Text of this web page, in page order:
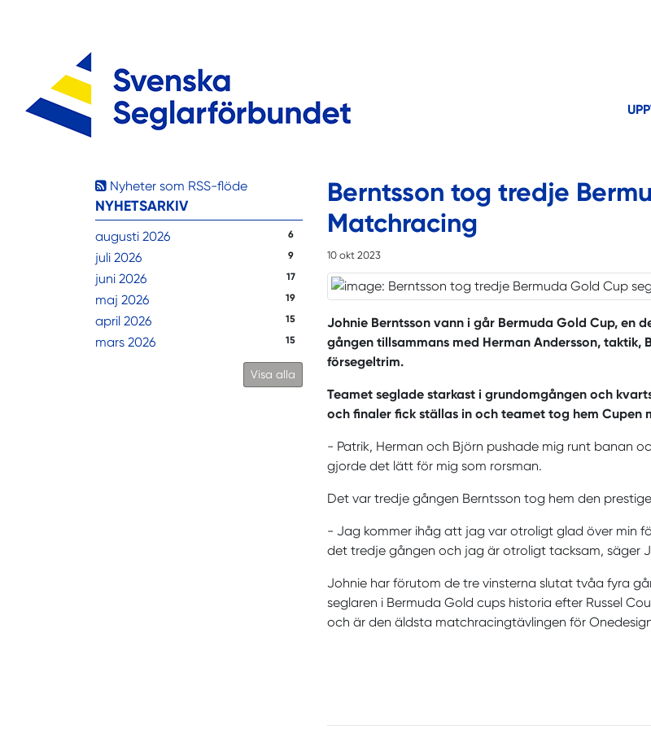
Nyheter som RSS-flöde
NYHETSARKIV
augusti 2026 6
juli 2026 9
juni 2026 17
maj 2026 19
april 2026 15
mars 2026 15
Visa alla
Berntsson tog tredje
Matchracing
10 okt 2023
Johnie Berntsson vann i går Bermuda Gold Cup, en
gången tillsammans med Herman Andersson, taktik,
försegeltrim.
Teamet seglade starkast i grundomgången och
och finaler fick ställas in och teamet tog hem Cupen
- Patrik, Herman och Björn pushade mig runt banan
gjorde det lätt för mig som rorsman.
Det var tredje gången Berntsson tog hem den
- Jag kommer ihåg att jag var otroligt glad över min
det tredje gången och jag är otroligt tacksam, säger
Johnie har förutom de tre vinsterna slutat tvåa fyra
seglaren i Bermuda Gold cups historia efter Russel
och är den äldsta matchracingtävlingen för